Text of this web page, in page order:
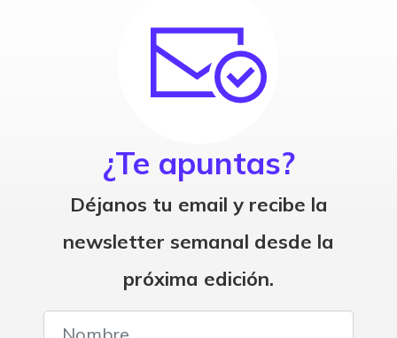
¿Te apuntas?
Déjanos tu email y recibe la
newsletter semanal desde la
próxima edición.